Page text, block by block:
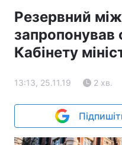
Резервний
запропонував
Кабінету
13:13, 25.11.19 2 хв.